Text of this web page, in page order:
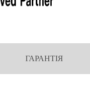
ГАРАНТІЯ